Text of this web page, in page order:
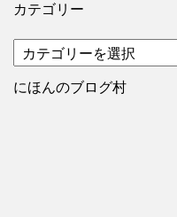
カテゴリー
テ
ゴ
にほんのブログ村